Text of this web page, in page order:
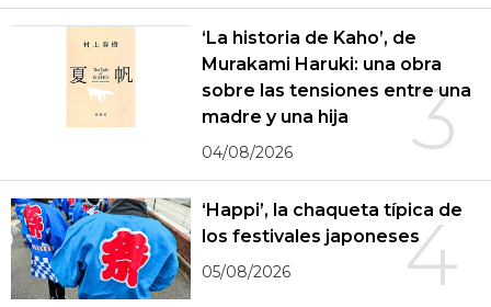
3
‘La historia de Kaho’, de
Murakami Haruki: una obra
sobre las tensiones entre una
madre y una hija
04/08/2026
4
‘Happi’, la chaqueta típica de
los festivales japoneses
05/08/2026